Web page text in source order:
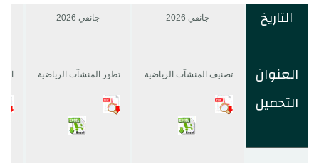
تقديم الوزارة
الوزير
الديوان
التصرف في الميزانية حسب الأهداف
التاريخ
العنوان
التحميل
جانفي 2026
تصنيف المنشآت الرياضية
جانفي 2026
تطور المنشآت الرياضية